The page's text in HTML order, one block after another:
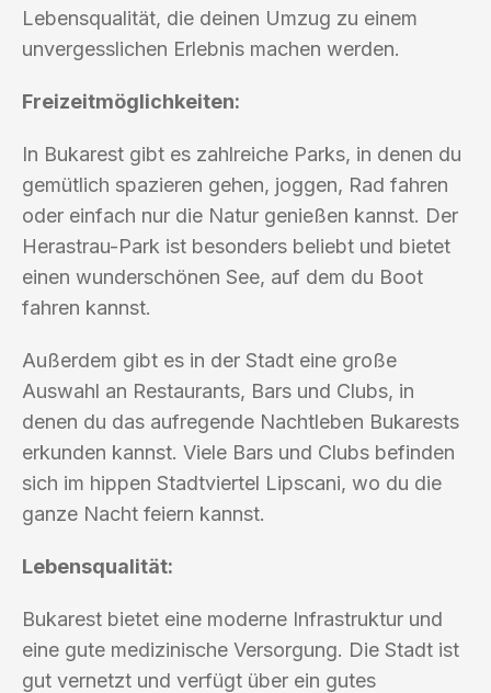
Lebensqualität, die deinen Umzug zu einem
unvergesslichen Erlebnis machen werden.
Freizeitmöglichkeiten:
In Bukarest gibt es zahlreiche Parks, in denen du
gemütlich spazieren gehen, joggen, Rad fahren
oder einfach nur die Natur genießen kannst. Der
Herastrau-Park ist besonders beliebt und bietet
einen wunderschönen See, auf dem du Boot
fahren kannst.
Außerdem gibt es in der Stadt eine große
Auswahl an Restaurants, Bars und Clubs, in
denen du das aufregende Nachtleben Bukarests
erkunden kannst. Viele Bars und Clubs befinden
sich im hippen Stadtviertel Lipscani, wo du die
ganze Nacht feiern kannst.
Lebensqualität:
Bukarest bietet eine moderne Infrastruktur und
eine gute medizinische Versorgung. Die Stadt ist
gut vernetzt und verfügt über ein gutes